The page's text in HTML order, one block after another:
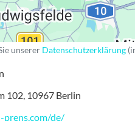
unserer Datenschutzerklärung
102 10967 Berlin
de/